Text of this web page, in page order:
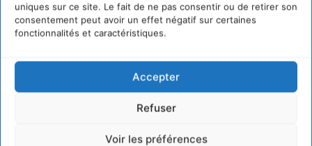
uniques sur ce site. Le fait de ne pas consentir ou de retirer son
consentement peut avoir un effet négatif sur certaines
fonctionnalités et caractéristiques.
Accepter
Refuser
Voir les préférences